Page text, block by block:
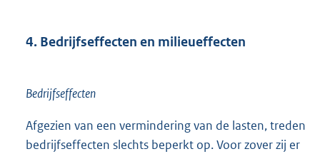
4. Bedrijfseffecten en milieueffecten
Bedrijfseffecten
Afgezien van een vermindering van de lasten, treden
bedrijfseffecten slechts beperkt op. Voor zover zij er